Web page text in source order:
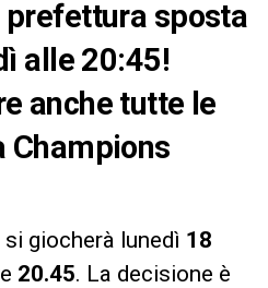
prefettura sposta
alle 20:45!
anche tutte le
Champions
si giocherà lunedì 18
20.45. La decisione è